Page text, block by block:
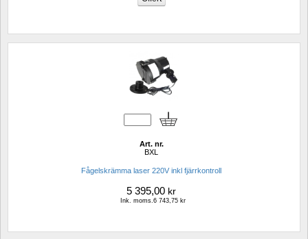
Art. nr.
BXL
Fågelskrämma laser 220V inkl fjärrkontroll
5 395,00 kr
Ink. moms.6 743,75 kr